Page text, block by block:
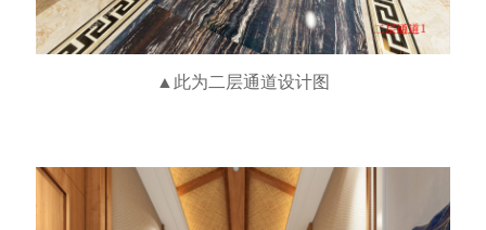
▲此为二层通道设计图